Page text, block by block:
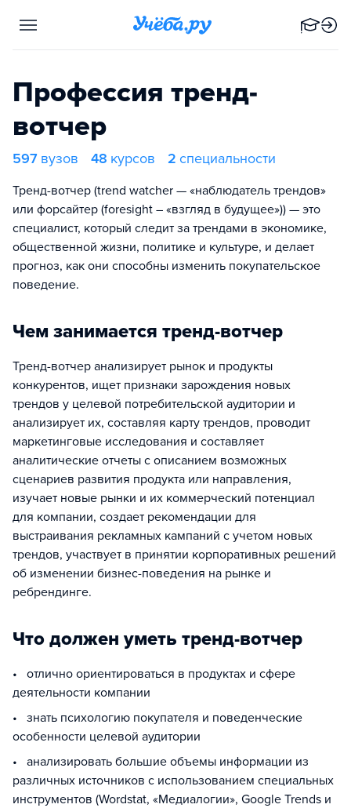
Профессия тренд-
вотчер
597 вузов 48 курсов 2 специальности
Тренд-вотчер (trend watcher — «наблюдатель трендов»
или форсайтер (foresight – «взгляд в будущее»)) — это
специалист, который следит за трендами в экономике,
общественной жизни, политике и культуре, и делает
прогноз, как они способны изменить покупательское
поведение.
Чем занимается тренд-вотчер
Тренд-вотчер анализирует рынок и продукты
конкурентов, ищет признаки зарождения новых
трендов у целевой потребительской аудитории и
анализирует их, составляя карту трендов, проводит
маркетинговые исследования и составляет
аналитические отчеты с описанием возможных
сценариев развития продукта или направления,
изучает новые рынки и их коммерческий потенциал
для компании, создает рекомендации для
выстраивания рекламных кампаний с учетом новых
трендов, участвует в принятии корпоративных решений
об изменении бизнес-поведения на рынке и
ребрендинге.
Что должен уметь тренд-вотчер
• отлично ориентироваться в продуктах и сфере
деятельности компании
• знать психологию покупателя и поведенческие
особенности целевой аудитории
• анализировать большие объемы информации из
различных источников с использованием специальных
инструментов (Wordstat, «Медиалогии», Google Trends и